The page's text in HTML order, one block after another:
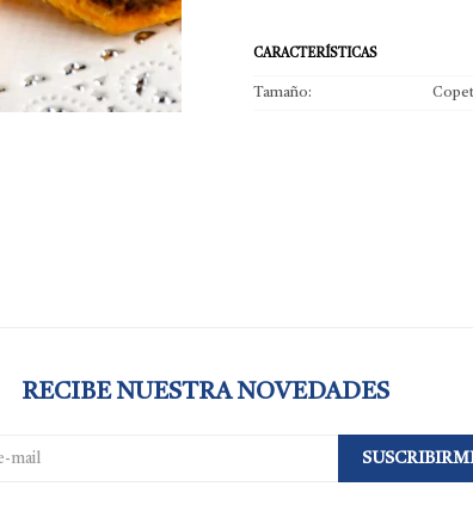
CARACTERÍSTICAS
Tamaño
RECIBE NUESTRA NOVEDADES